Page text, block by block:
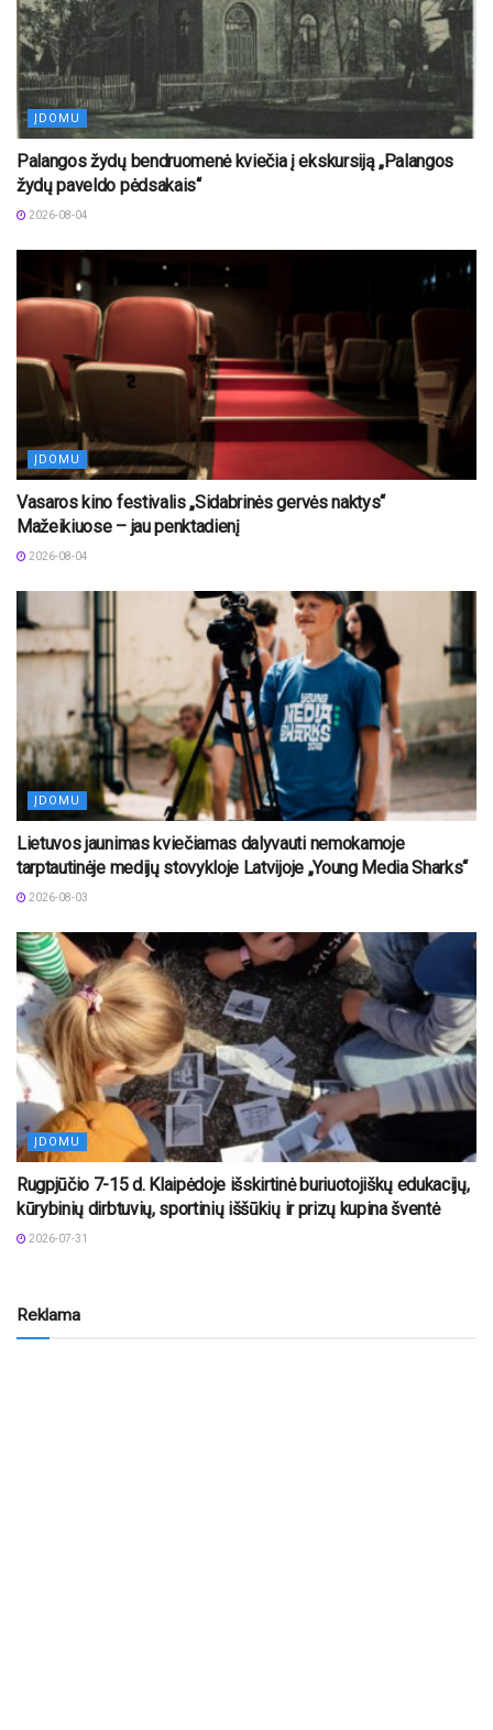
ĮDOMU
Palangos žydų bendruomenė kviečia į ekskursiją „Palangos
žydų paveldo pėdsakais“
2026-08-04
ĮDOMU
Vasaros kino festivalis „Sidabrinės gervės naktys“
Mažeikiuose – jau penktadienį
2026-08-04
ĮDOMU
Lietuvos jaunimas kviečiamas dalyvauti nemokamoje
tarptautinėje medijų stovykloje Latvijoje „Young Media Sharks“
2026-08-03
ĮDOMU
Rugpjūčio 7-15 d. Klaipėdoje išskirtinė buriuotojiškų edukacijų,
kūrybinių dirbtuvių, sportinių iššūkių ir prizų kupina šventė
2026-07-31
Reklama